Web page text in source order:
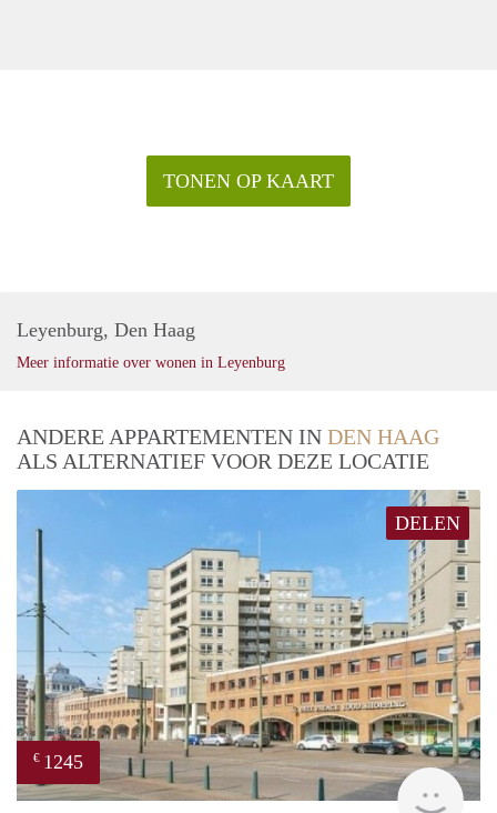
TONEN OP KAART
Leyenburg, Den Haag
Meer informatie over wonen in Leyenburg
ANDERE APPARTEMENTEN IN DEN HAAG
ALS ALTERNATIEF VOOR DEZE LOCATIE
DELEN
€ 1245